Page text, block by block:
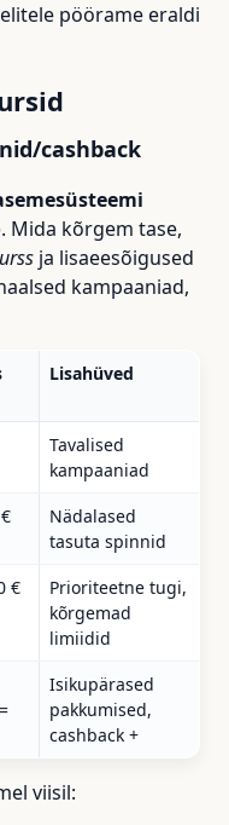
pöörame eraldi
cashback
Mida kõrgem tase,
ja lisaeesõigused
kampaaniad,
Lisahüved
Tavalised
kampaaniad
Nädalased
tasuta spinnid
€
Prioriteetne tugi,
kõrgemad
limiidid
Isikupärased
pakkumised,
cashback +
viisil: